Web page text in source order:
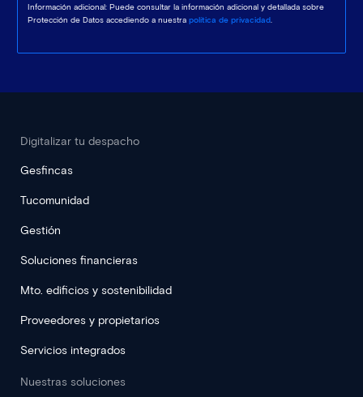
Información adicional: Puede consultar la información adicional y detallada sobre
Protección de Datos accediendo a nuestra política de privacidad.
Digitalizar tu despacho
Gesfincas
Tucomunidad
Gestión
Soluciones financieras
Mto. edificios y sostenibilidad
Proveedores y propietarios
Servicios integrados
Nuestras soluciones